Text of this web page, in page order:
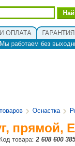
ОПЛАТА ГАРАНТИЯ
работаем без
Оснастка
прямой,
Код товара: 2 608 600 385